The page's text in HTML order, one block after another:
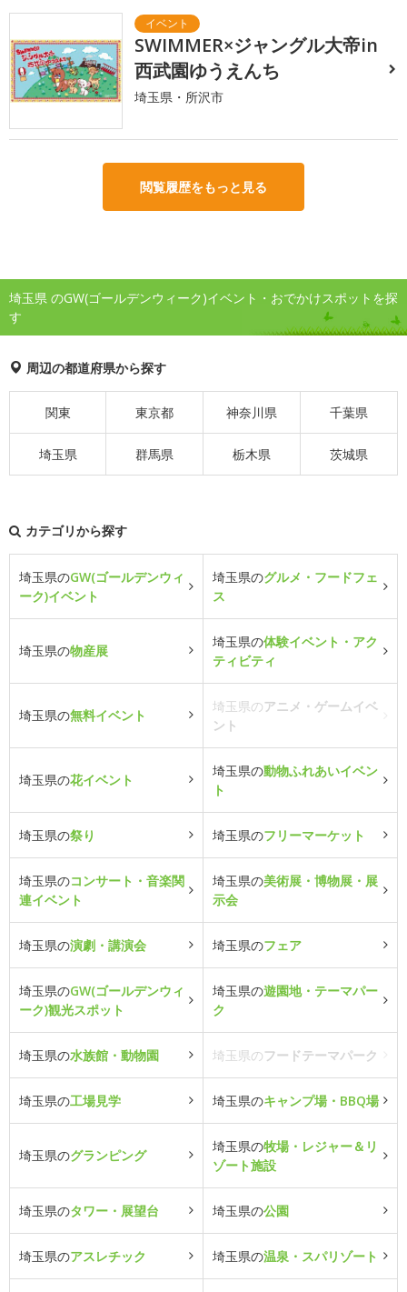
SWIMMER×ジャングル大帝in
西武園ゆうえんち
埼玉県・所沢市
閲覧履歴をもっと見る
埼玉県 のGW(ゴールデンウィーク)イベント・おでかけスポットを探
す
周辺の都道府県から探す
関東 東京都 神奈川県 千葉県
埼玉県 群馬県 栃木県 茨城県
カテゴリから探す
埼玉県のGW(ゴールデンウィ
ーク)イベント
埼玉県のグルメ・フードフェ
ス
埼玉県の物産展
埼玉県の体験イベント・アク
ティビティ
埼玉県の無料イベント
埼玉県のアニメ・ゲームイベ
ント
埼玉県の花イベント
埼玉県の動物ふれあいイベン
ト
埼玉県の祭り 埼玉県のフリーマーケット
埼玉県のコンサート・音楽関
連イベント
埼玉県の美術展・博物展・展
示会
埼玉県の演劇・講演会 埼玉県のフェア
埼玉県のGW(ゴールデンウィ
ーク)観光スポット
埼玉県の遊園地・テーマパー
ク
埼玉県の水族館・動物園 埼玉県のフードテーマパーク
埼玉県の工場見学 埼玉県のキャンプ場・BBQ場
埼玉県のグランピング
埼玉県の牧場・レジャー＆リ
ゾート施設
埼玉県のタワー・展望台 埼玉県の公園
埼玉県のアスレチック 埼玉県の温泉・スパリゾート